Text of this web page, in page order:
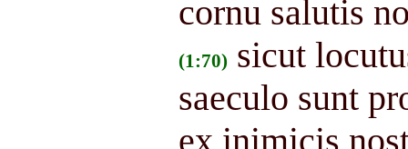
cornu salutis
(1:70) sicut
saeculo sunt
ex inimicis